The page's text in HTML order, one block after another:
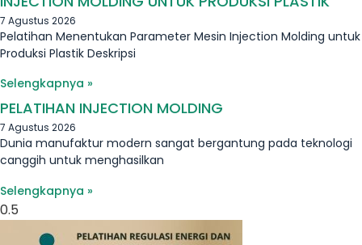
7 Agustus 2026
Pelatihan Menentukan Parameter Mesin Injection Molding untuk
Produksi Plastik Deskripsi
Selengkapnya »
PELATIHAN INJECTION MOLDING
7 Agustus 2026
Dunia manufaktur modern sangat bergantung pada teknologi
canggih untuk menghasilkan
Selengkapnya »